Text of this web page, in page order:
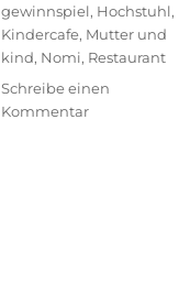
gewinnspiel, Hochstuhl,
Kindercafe, Mutter und
kind, Nomi, Restaurant
Schreibe einen
Kommentarzu